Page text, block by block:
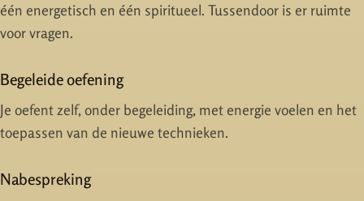
één energetisch en één spiritueel. Tussendoor is er ruimte
voor vragen.
Begeleide oefening
Je oefent zelf, onder begeleiding, met energie voelen en het
toepassen van de nieuwe technieken.
Nabespreking